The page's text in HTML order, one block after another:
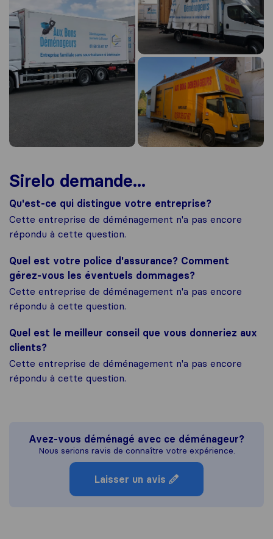
Sirelo demande...
Qu'est-ce qui distingue votre entreprise?
Cette entreprise de déménagement n'a pas encore
répondu à cette question.
Quel est votre police d'assurance? Comment
gérez-vous les éventuels dommages?
Cette entreprise de déménagement n'a pas encore
répondu à cette question.
Quel est le meilleur conseil que vous donneriez aux
clients?
Cette entreprise de déménagement n'a pas encore
répondu à cette question.
Avez-vous déménagé avec ce déménageur?
Nous serions ravis de connaître votre expérience.
Laisser un avis